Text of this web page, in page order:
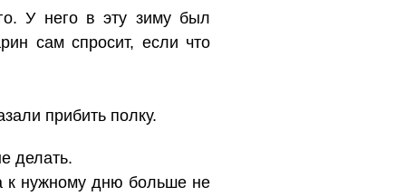
У него в эту зиму был
сам спросит, если что
прибить полку.
делать.
к нужному дню больше не